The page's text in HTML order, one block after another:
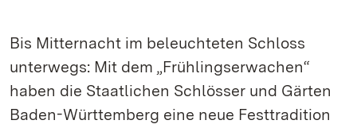
Bis Mitternacht im beleuchteten Schloss
unterwegs: Mit dem „Frühlingserwachen“
haben die Staatlichen Schlösser und Gärten
Baden-Württemberg eine neue Festtradition